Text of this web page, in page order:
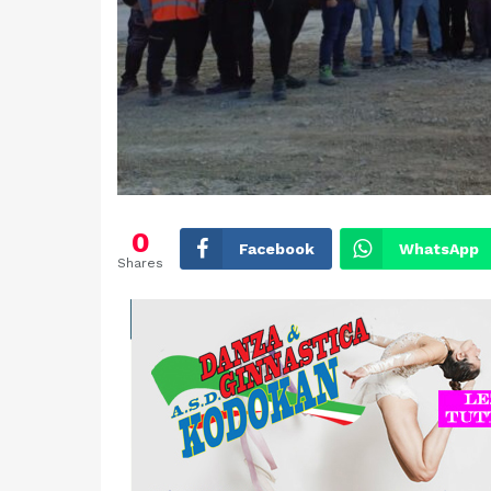
0
Shares
Facebook WhatsApp